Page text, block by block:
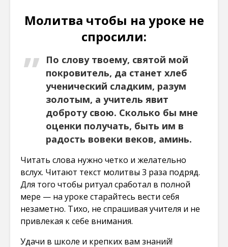
Молитва чтобы на уроке не
спросили:
По слову твоему, святой мой
покровитель, да станет хлеб
ученический сладким, разум
золотым, а учитель явит
доброту свою. Сколько бы мне
оценки получать, быть им в
радость вовеки веков, аминь.
Читать слова нужно четко и желательно
вслух. Читают текст молитвы 3 раза подряд.
Для того чтобы ритуал сработал в полной
мере — на уроке старайтесь вести себя
незаметно. Тихо, не спрашивая учителя и не
привлекая к себе внимания.
Удачи в школе и крепких вам знаний!